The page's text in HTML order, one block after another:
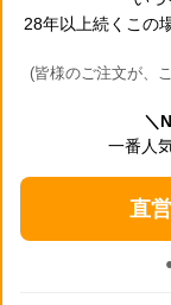
28年以上続くこの
(皆様のご注文が、
＼
一番人
直